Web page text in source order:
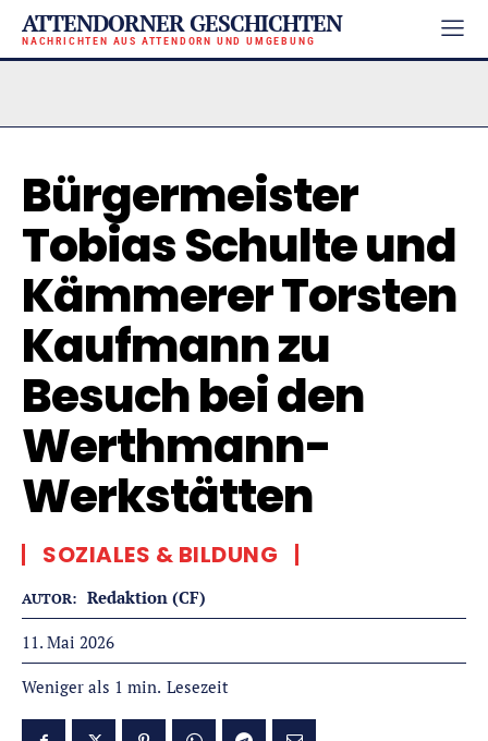
ATTENDORNER GESCHICHTEN
NACHRICHTEN AUS ATTENDORN UND UMGEBUNG
Bürgermeister
Tobias Schulte und
Kämmerer Torsten
Kaufmann zu
Besuch bei den
Werthmann-
Werkstätten
SOZIALES & BILDUNG
AUTOR: Redaktion (CF)
11. Mai 2026
Weniger als 1 min. Lesezeit